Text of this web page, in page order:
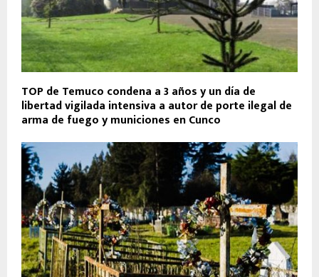
TOP de Temuco condena a 3 años y un día de
libertad vigilada intensiva a autor de porte ilegal de
arma de fuego y municiones en Cunco